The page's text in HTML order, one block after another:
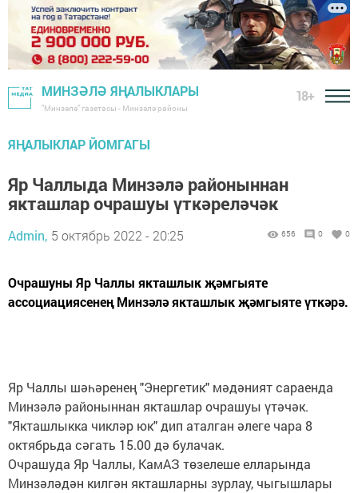
МИНЗӘЛӘ ЯҢАЛЫКЛАРЫ
"Минзәлә" газетасы - Минзәлә районы
18+
ЯҢАЛЫКЛАР ЙОМГАГЫ
Яр Чаллыда Минзәлә районыннан
якташлар очрашуы үткәреләчәк
Admin, 5 октябрь 2022 - 20:25 656 0 0
Очрашуны Яр Чаллы якташлык җәмгыяте
ассоциациясенең Минзәлә якташлык җәмгыяте үткәрә.
Яр Чаллы шәһәренең "Энергетик" мәдәният сараенда
Минзәлә районыннан якташлар очрашуы үтәчәк.
"Якташлыкка чикләр юк" дип аталган әлеге чара 8
октябрьда сәгать 15.00 дә булачак.
Очрашуда Яр Чаллы, КамАЗ төзелеше елларында
Минзәләдән килгән якташларны зурлау, чыгышлары